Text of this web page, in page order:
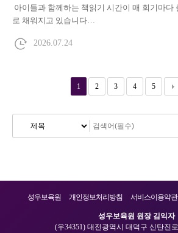
아이들과 함께하는 책읽기 시간이 매 회기마다
로 채워지고 있습니다…
2026.07.24
1 2 3 4 5
성우보육원 개인정보처리방침 서비스이용약관
성우보육원 원장 김익자
(우34351) 대전광역시 대덕구 신탄진